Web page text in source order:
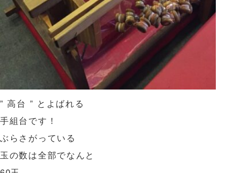
” 高台 ” とよばれる
手組台です！
ぶらさがっている
玉の数は全部でなんと